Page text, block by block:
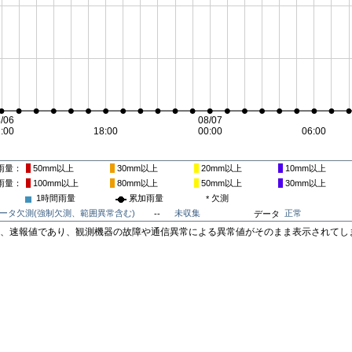
量 50mm以上 30mm以上 20mm以上 10mm以上
量
100mm以上 80mm以上 50mm以上 30mm以上
1時間雨量
累加雨量 * 欠測
タ欠測(強制欠測、範囲異常含む)
-- 未収集 データ 正常
速報値であり、観測機器の故障や通信異常による異常値がそのまま表示されて